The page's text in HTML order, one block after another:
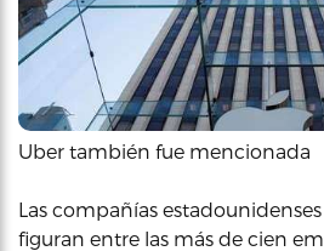
Uber también fue mencionada
Las compañías
figuran entre las más de cien